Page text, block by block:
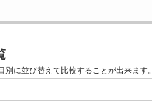
に並び替えて比較することが出来ます。